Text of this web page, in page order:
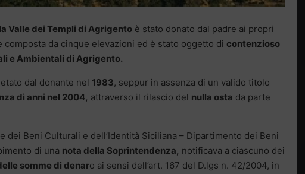
Valle dei Templi di Agrigento è stato donato dal padre ai propri
composta da cinque elevazioni ed è stato oggetto di contenzioso
e Ambientali di Agrigento.
dal donante nel 1983, seppur in assenza di un valido titolo
di anni nel 2004, attraverso il rilascio del nulla osta da parte
dei Beni Culturali e dell’Identità Siciliana – Dipartimento dei Beni
di una nota della Soprintendenza, notificava a ciascuno dei
somme di denaro ai sensi dell’art. 167 del D.lgs n. 42/2004, in